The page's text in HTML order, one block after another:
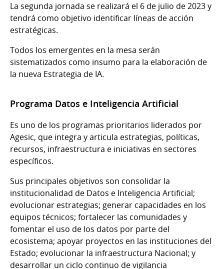
La segunda jornada se realizará el 6 de julio de 2023 y
tendrá como objetivo identificar líneas de acción
estratégicas.
Todos los emergentes en la mesa serán
sistematizados como insumo para la elaboración de
la nueva Estrategia de IA.
Programa Datos e Inteligencia Artificial
Es uno de los programas prioritarios liderados por
Agesic, que integra y articula estrategias, políticas,
recursos, infraestructura e iniciativas en sectores
específicos.
Sus principales objetivos son consolidar la
institucionalidad de Datos e Inteligencia Artificial;
evolucionar estrategias; generar capacidades en los
equipos técnicos; fortalecer las comunidades y
fomentar el uso de los datos por parte del
ecosistema; apoyar proyectos en las instituciones del
Estado; evolucionar la infraestructura Nacional; y
desarrollar un ciclo continuo de vigilancia